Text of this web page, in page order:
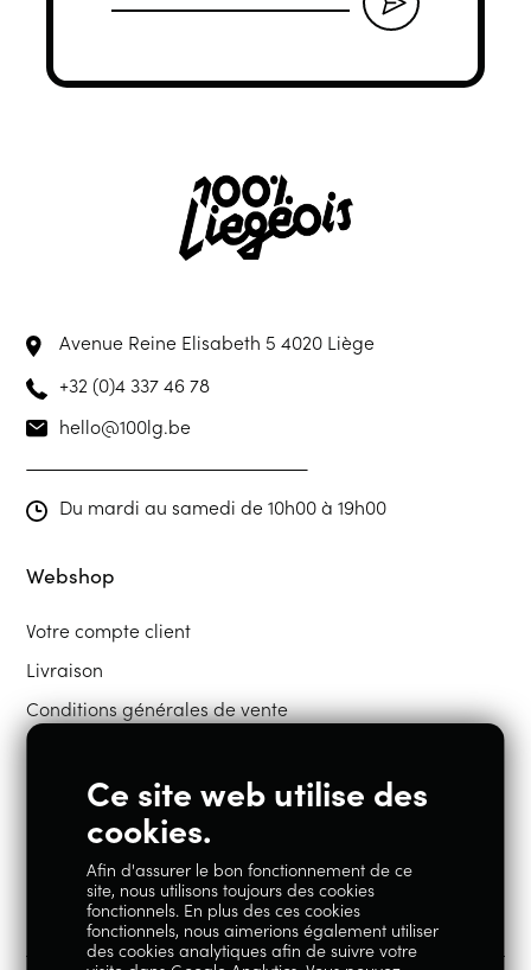
Avenue Reine Elisabeth 54020 Liège
+32 (0)4 337 46 78
hello@100lg.be
Du mardi au samedi de 10h00 à 19h00
Webshop
Votre compte client
Livraison
Conditions générales de vente
Restons en contact
Instagram Facebook
Ce site web utilise des
cookies.
Afin d'assurer le bon fonctionnement de ce
site, nous utilisons toujours des cookies
fonctionnels. En plus des ces cookies
fonctionnels, nous aimerions également utiliser
des cookies analytiques afin de suivre votre